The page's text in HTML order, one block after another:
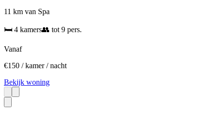
11 km van Spa
🛏️ 4 kamers👥 tot 9 pers.
Vanaf
€150 / kamer / nacht
Bekijk woning